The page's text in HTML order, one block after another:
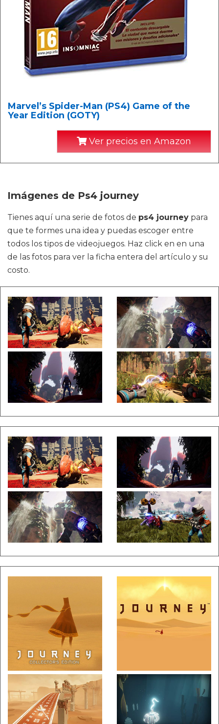
Marvel’s Spider-Man (PS4) Game of the
Year Edition (GOTY)
Ver precios en Amazon
Imágenes de Ps4 journey
Tienes aquí una serie de fotos de ps4 journey para
que te formes una idea y puedas escoger entre
todos los tipos de videojuegos. Haz click en en una
de las fotos para ver la ficha entera del artículo y su
costo.